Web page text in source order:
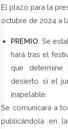
El plazo para la
octubre de 2024 a
PREMIO . Se
hará tras el
que
desierto si el
inapelable.
Se comunicará a
publicándola en